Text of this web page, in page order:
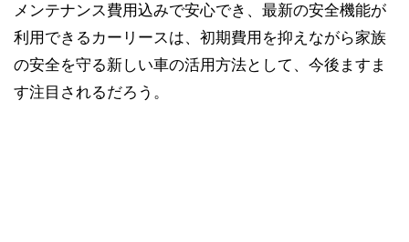
メンテナンス費用込みで安心でき、最新の安全機能が
利用できるカーリースは、初期費用を抑えながら家族
の安全を守る新しい車の活用方法として、今後ますま
す注目されるだろう。